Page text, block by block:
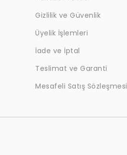
Gizlilik ve Güvenlik
Üyelik İşlemleri
İade ve İptal
Teslimat ve Garanti
Mesafeli Satış Sözleşmesi